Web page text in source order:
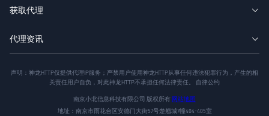
获取代理
代理资讯
声明：神龙HTTP仅提供代理IP服务；严禁用户使用神龙HTTP从事任何违法犯罪行为，产生的相
关责任用户自负，对此神龙HTTP不承担任何法律责任。 自律公约
南京小北信息科技有限公司 版权所有 网站地图
地址：南京市雨花台区安德门大街57号楚翘城7幢404-405室